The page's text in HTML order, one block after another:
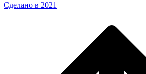
Сделано в 2021